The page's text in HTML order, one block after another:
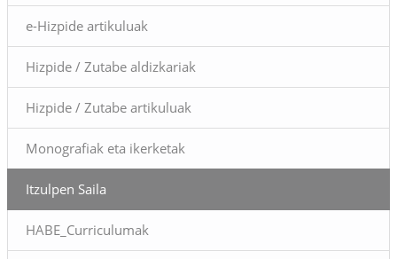
e-Hizpide artikuluak
Hizpide / Zutabe aldizkariak
Hizpide / Zutabe artikuluak
Monografiak eta ikerketak
Itzulpen Saila
HABE_Curriculumak